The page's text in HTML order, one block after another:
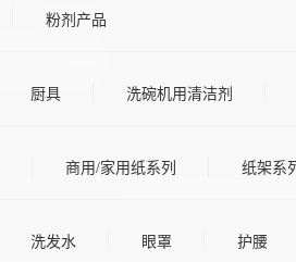
粉剂产品
厨具 洗碗机用清洁剂
商用/家用纸系列 纸架系
洗发水 眼罩 护腰